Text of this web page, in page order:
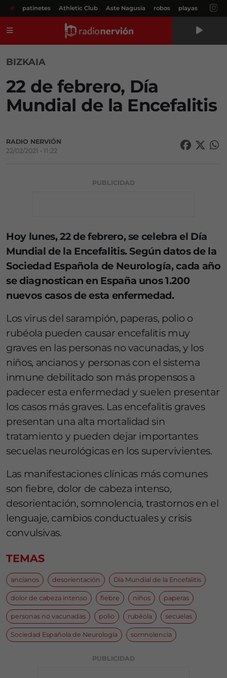
# patinetes Athletic Club Aste Nagusia robos playas
BIZKAIA
22 de febrero, Día
Mundial de la Encefalitis
RADIO NERVIÓN
22/02/2021 • 11:22
PUBLICIDAD
Hoy lunes, 22 de febrero, se celebra el Día
Mundial de la Encefalitis. Según datos de la
Sociedad Española de Neurología, cada año
se diagnostican en España unos 1.200
nuevos casos de esta enfermedad.
Los virus del sarampión, paperas, polio o
rubéola pueden causar encefalitis muy
graves en las personas no vacunadas, y los
niños, ancianos y personas con el sistema
inmune debilitado son más propensos a
padecer esta enfermedad y suelen presentar
los casos más graves. Las encefalitis graves
presentan una alta mortalidad sin
tratamiento y pueden dejar importantes
secuelas neurológicas en los supervivientes.
Las manifestaciones clínicas más comunes
son fiebre, dolor de cabeza intenso,
desorientación, somnolencia, trastornos en el
lenguaje, cambios conductuales y crisis
convulsivas.
TEMAS
ancianos desorientación Día Mundial de la Encefalitis
dolor de cabeza intenso fiebre niños paperas
personas no vacunadas polio rubéola secuelas
Sociedad Española de Neurología somnolencia
PUBLICIDAD